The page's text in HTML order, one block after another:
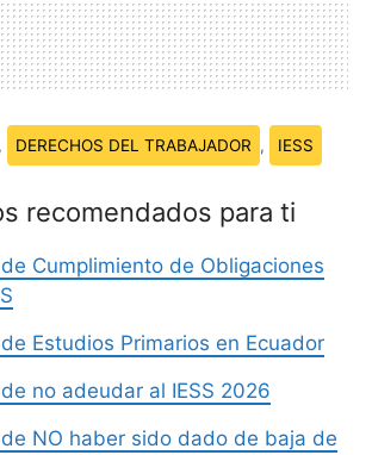
, DERECHOS DEL TRABAJADOR , IESS
recomendados para ti
Cumplimiento de Obligaciones
Estudios Primarios en Ecuador
no adeudar al IESS 2026
NO haber sido dado de baja de